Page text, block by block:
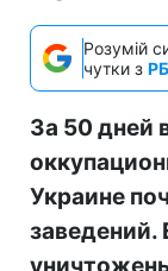
Розумій
чутки з
За 50 дней
Украине
заведений.